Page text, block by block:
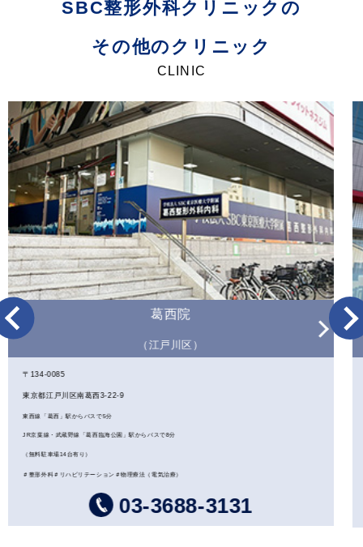
SBC整形外科クリニックの
その他のクリニック
CLINIC
葛西院
（江戸川区）
〒134-0085
東京都江戸川区南葛西3-22-9
東西線「葛西」駅からバスで5分
JR京葉線・武蔵野線「葛西臨海公園」駅からバスで8分
（無料駐車場14台有り）
＃整形外科＃リハビリテーション＃物理療法（電気治療）
03-3688-3131